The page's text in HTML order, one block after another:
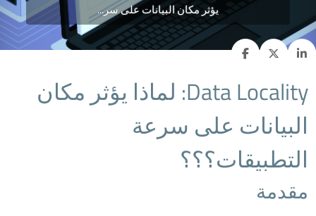
يؤثر مكان البيانات على سر...
Data Locality: لماذا يؤثر مكان
البيانات على سرعة
التطبيقات؟؟؟
مقدمة